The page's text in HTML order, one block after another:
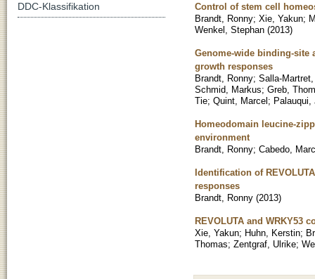
Control of stem cell
Brandt, Ronny; Xie, Yakun;
Wenkel, Stephan (2013)
Genome-wide binding-site
growth responses
Brandt, Ronny; Salla-
Schmid, Markus; Greb,
Tie; Quint, Marcel; Palauqui,
Homeodomain leucine-
environment
Brandt, Ronny; Cabedo, Marc
Identification of
responses
Brandt, Ronny (2013)
REVOLUTA and WRKY53
Xie, Yakun; Huhn, Kerstin;
Thomas; Zentgraf, Ulrike;
DDC-Klassifikation